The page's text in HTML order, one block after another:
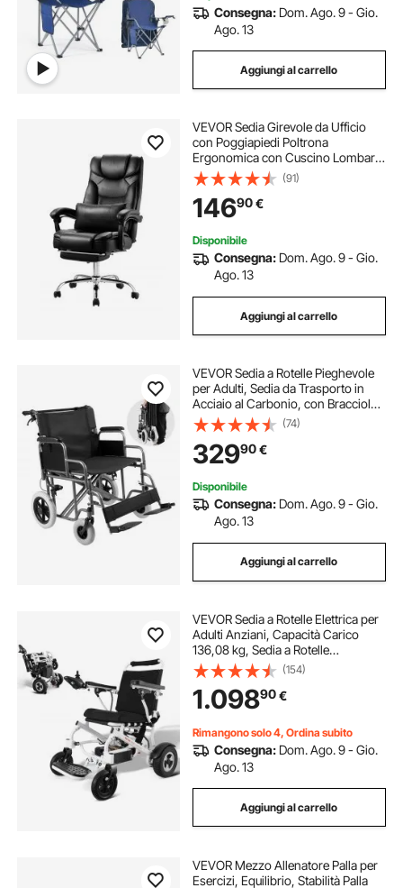
Consegna: Dom. Ago. 9 - Gio.
Ago. 13
Aggiungi al carrello
VEVOR Sedia Girevole da Ufficio
con Poggiapiedi Poltrona
Ergonomica con Cuscino Lombare,
Sedile da Ufficio in Pelle PU Carico
max. 136,08 kg, Altezza Regolabile,
Reclinabile per Ufficio Studio
(91)
14690€
Disponibile
Consegna: Dom. Ago. 9 - Gio.
Ago. 13
Aggiungi al carrello
VEVOR Sedia a Rotelle Pieghevole
per Adulti, Sedia da Trasporto in
Acciaio al Carbonio, con Bracciolo
Staccabile, Freno Autobloccante,
Sedile Largo 60,96 cm Capacità di
Peso 136 kg per I Disabili
(74)
32990€
Disponibile
Consegna: Dom. Ago. 9 - Gio.
Ago. 13
Aggiungi al carrello
VEVOR Sedia a Rotelle Elettrica per
Adulti Anziani, Capacità Carico
136,08 kg, Sedia a Rotelle
Motorizzata Pieghevole Leggera
Larghezza 449,58 mm, Sedia
Elettrica per Tutti i Terreni Lega
Alluminio
(154)
1.09890€
Rimangono solo 4, Ordina subito
Consegna: Dom. Ago. 9 - Gio.
Ago. 13
Aggiungi al carrello
VEVOR Mezzo Allenatore Palla per
Esercizi, Equilibrio, Stabilità Palla